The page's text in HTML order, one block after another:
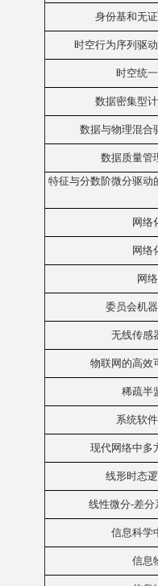
身份基和无
时空行为序列驱
时空统
数据密集型
数据与物理混合
数据质量管
特征与分数阶微分驱动
网络
网络
网
委员会机
无线传感
物联网的高效
稀疏半
系统软
现代网络中多
线形时态
线性微分-差
信息科学
信息